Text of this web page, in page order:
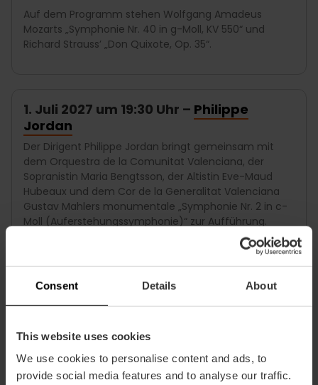
Consent Details About
This website uses cookies
We use cookies to personalise content and ads, to
provide social media features and to analyse our traffic.
Auf dem Programm stehen Wolfgang Amadeus
Mozarts „Symphonie Nr. 40 in g-Moll, KV 550“ und
Richard Strauss’ „Don Quixote, Op. 35“.
1. Juli 2027 um 19:30 Uhr – Philippe
Jordan
Der Dirigent Philippe Jordan bringt gemeinsam mit
dem Orquestra de la Comunitat Valenciana, der
Sopranistin Maria Bengtsson, der Altistin Eve-Maud
Hubeaux und dem Cor de la Generalitat Valenciana
Gustav Mahlers monumentale „Symphonie Nr. 2 in c-
Moll (Auferstehungssymphonie)“ zur Aufführung.